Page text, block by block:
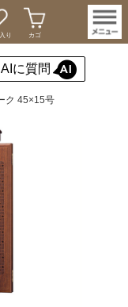
り カゴ
AIに質問
ク 45×15号